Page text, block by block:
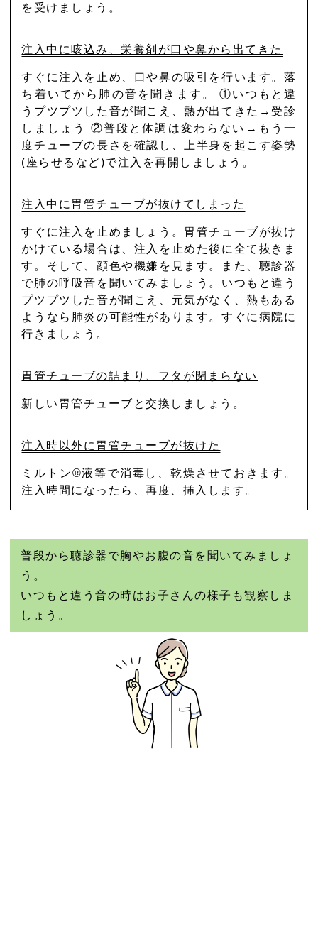
を受けましょう。
注入中に咳込み、栄養剤が口や鼻から出てきた
すぐに注入を止め、口や鼻の吸引を行います。落
ち着いてから肺の音を聞きます。
①いつもと違
うプツプツした音が聞こえ、熱が出てきた→受診
しましょう
②普段と体調は変わらない→もう一
度チューブの長さを確認し、上半身を起こす姿勢
(座らせるなど)で注入を再開しましょう。
注入中に胃管チューブが抜けてしまった
すぐに注入を止めましょう。胃管チューブが抜け
かけている場合は、注入を止めた後に全て抜きま
す。そして、顔色や機嫌を見ます。また、聴診器
で肺の呼吸音を聞いてみましょう。いつもと違う
プツプツした音が聞こえ、元気がなく、熱もある
ようなら肺炎の可能性があります。すぐに病院に
行きましょう。
胃管チューブの詰まり、フタが閉まらない
新しい胃管チューブと交換しましょう。
注入時以外に胃管チューブが抜けた
ミルトン®液等で消毒し、乾燥させておきます。
注入時間になったら、再度、挿入します。
普段から聴診器で胸やお腹の音を聞いてみましょ
う。
いつもと違う音の時はお子さんの様子も観察しま
しょう。